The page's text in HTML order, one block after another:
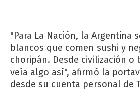
"Para La Nación, la Argentina
blancos que comen sushi y
choripán. Desde civilización o
veía algo así", afirmó la
desde su cuenta personal de